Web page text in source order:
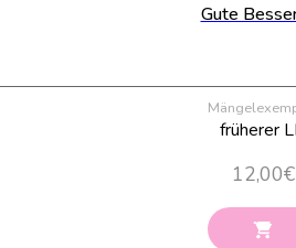
Gute
früherer
12,00€